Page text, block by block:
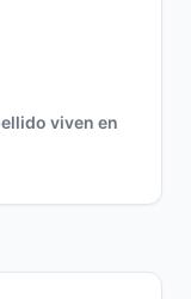
viven en